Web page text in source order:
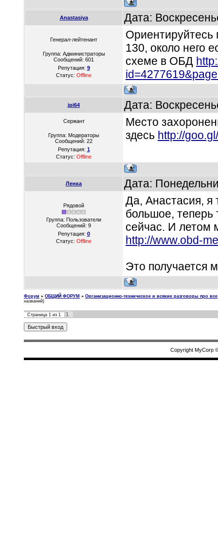
Anastasiya Дата:
Генерал-лейтенант
Группа: Администраторы
Сообщений: 601
Репутация: 9
Статус: Offline
130, около него
схеме в ОБД
jpi64 Дата:
Сержант
Группа: Модераторы
Сообщений: 22
Репутация: 1
Статус: Offline
Место
здесь http://
Ленка Дата:
Рядовой
Группа: Пользователи
Сообщений: 9
Репутация: 0
Статус: Offline
Да, Анастасия,
большое, теперь
сейчас. И летом
http://www.obd-
Это получается
Форум » ОБЩИЙ ФОРУМ » Организационно-техническое и всякие разговоры про все
названий)
Страница 1 из 1 1
Copyright MyCorp